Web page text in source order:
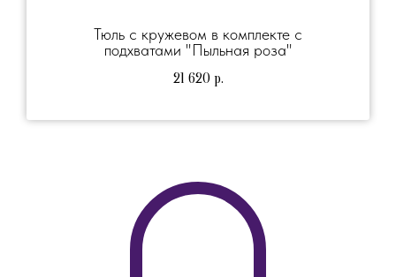
Тюль с кружевом в комплекте с
подхватами "Пыльная роза"
21 620 р.